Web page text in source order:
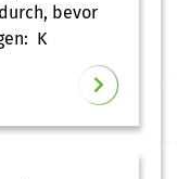
bevor
K